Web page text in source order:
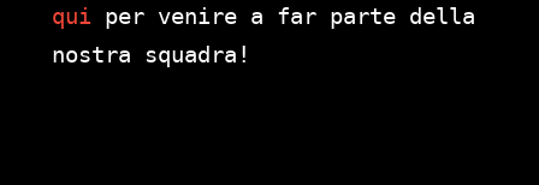
qui per venire a far parte della
nostra squadra!